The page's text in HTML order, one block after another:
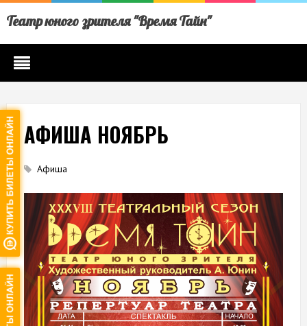
Театр юного зрителя "Время Тайн"
АФИША НОЯБРЬ
Афиша